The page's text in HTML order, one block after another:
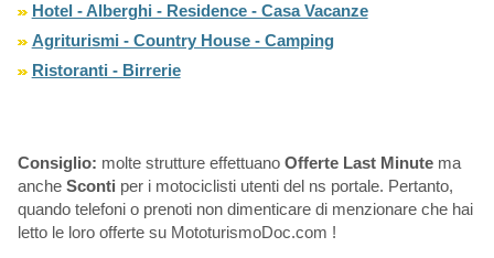
Hotel - Alberghi - Residence - Casa Vacanze
Agriturismi - Country House - Camping
Ristoranti - Birrerie
Consiglio: molte strutture effettuano Offerte Last Minutema
anche Sconti per i motociclisti utenti del ns portale. Pertanto,
quando telefoni o prenoti non dimenticare di menzionare che hai
letto le loro offerte su MototurismoDoc.com !